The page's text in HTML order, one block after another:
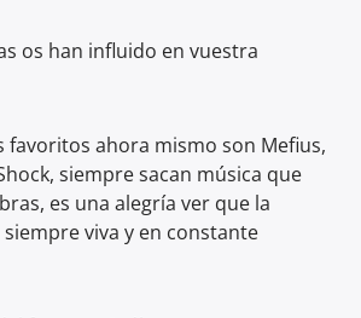
os han influido en vuestra
favoritos ahora mismo son Mefius,
siempre sacan música que
es una alegría ver que la
siempre viva y en constante